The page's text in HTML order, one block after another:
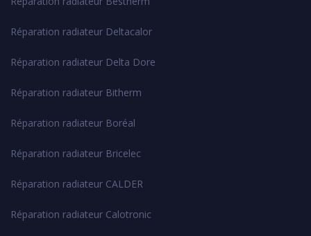
Réparation radiateur Deltacalor
Réparation radiateur Delta Dore
Réparation radiateur Bitherm
Réparation radiateur Boréal
Réparation radiateur Bricelec
Réparation radiateur CALDER
Réparation radiateur Calotronic